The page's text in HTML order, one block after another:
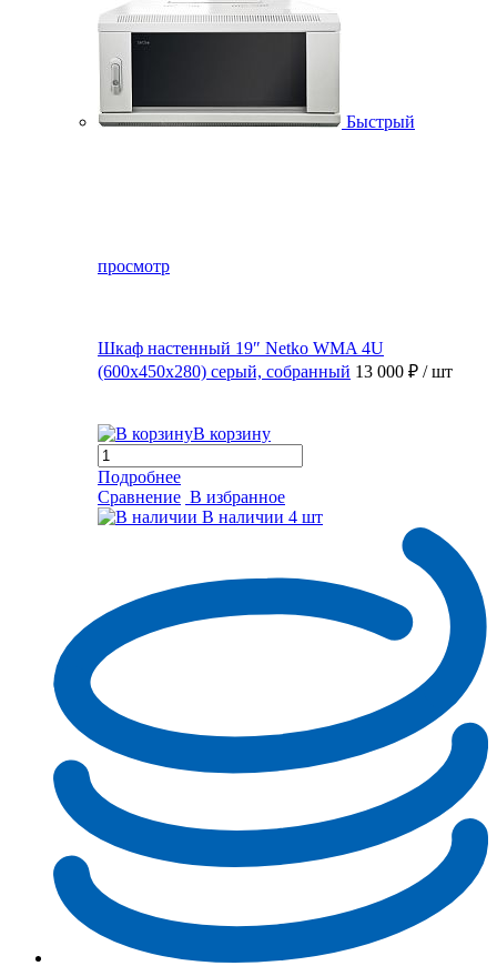
Быстрый
просмотр
Шкаф настенный 19″ Netko WMA 4U
(600x450x280) серый, собранный 13 000 ₽ / шт
В корзину
Подробнее
Сравнение В избранное
В наличии 4 шт